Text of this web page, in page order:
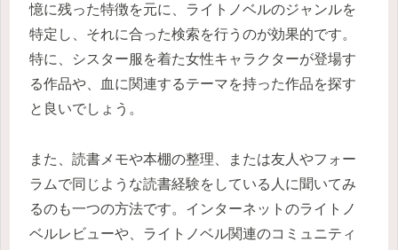
憶に残った特徴を元に、ライトノベルのジャンルを
特定し、それに合った検索を行うのが効果的です。
特に、シスター服を着た女性キャラクターが登場す
る作品や、血に関連するテーマを持った作品を探す
と良いでしょう。
また、読書メモや本棚の整理、または友人やフォー
ラムで同じような読書経験をしている人に聞いてみ
るのも一つの方法です。インターネットのライトノ
ベルレビューや、ライトノベル関連のコミュニティ